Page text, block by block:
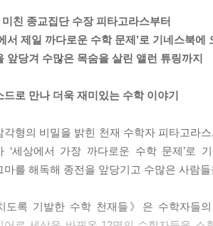
볼프스켈상이 제정되었고 100년 안에 완벽
켈이 상금을 기증하게 된 이유에 관해서는
도 다 썼지만 자정이 되려면 아직 몇 시간
쩍 지났고, 수학 문제에 몰두하느라 실연
의 마지막 정리 덕분에 새로 살게 된 볼프
보냈습니다. 볼프스켈상이 제정된 첫해에
미친 종교집단 수장 피타고라스부터
서 제일 까다로운 수학 문제’로 기네스북에
앞당겨 수많은 목숨을 살린 앨런 튜링까지
드로 만나 더욱 재미있는 수학 이야기
각형의 비밀을 밝힌 천재 수학자 피타고라
‘세상에서 가장 까다로운 수학 문제’로
마를 해독해 종전을 앞당기고 수많은 사람
도록 기발한 수학 천재들》은 수학자들